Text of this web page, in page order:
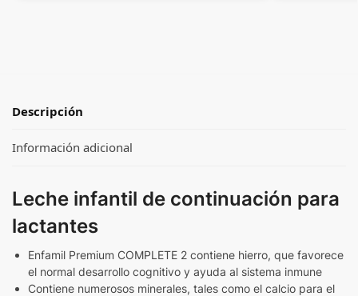
Descripción
Información adicional
Leche infantil de continuación para
lactantes
Enfamil Premium COMPLETE 2 contiene hierro, que favorece
el normal desarrollo cognitivo y ayuda al sistema inmune
Contiene numerosos minerales, tales como el calcio para el